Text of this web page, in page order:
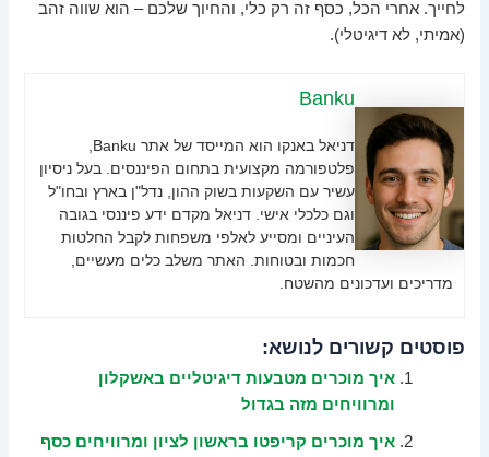
לחייך. אחרי הכל, כסף זה רק כלי, והחיוך שלכם – הוא שווה זהב
(אמיתי, לא דיגיטלי).
Banku
פלטפורמה מקצועית בתחום הפיננסים. בעל ניסיון
עשיר עם השקעות בשוק ההון, נדל"ן בארץ ובחו"ל
וגם כלכלי אישי. דניאל מקדם ידע פיננסי בגובה
העיניים ומסייע לאלפי משפחות לקבל החלטות
חכמות ובטוחות. האתר משלב כלים מעשיים,
מדריכים ועדכונים מהשטח.
פוסטים קשורים לנושא:
איך מוכרים מטבעות דיגיטליים באשקלון
ומרוויחים מזה בגדול
איך מוכרים קריפטו בראשון לציון ומרוויחים כסף